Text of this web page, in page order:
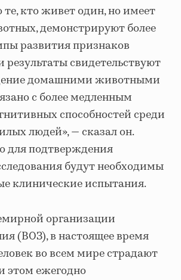
те, кто живет один, но имеет
демонстрируют более
развития признаков
результаты свидетельствуют
домашними животными
с более медленным
способностей среди
людей», — сказал он.
для подтверждения
будут необходимы
клинические испытания.
организации
(ВОЗ), в настоящее время
во всем мире страдают
этом ежегодно